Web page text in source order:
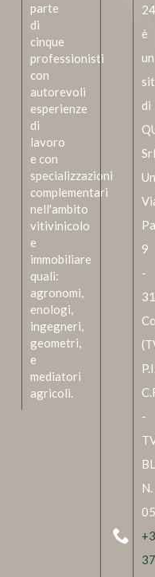
parte
di
cinque
professionisti
con
autorevoli
esperienze
di
lavoro
e con
specializzazioni
complementari
nell'ambito
vitivinicolo
e
immobiliare
quali:
agronomi,
enologi,
ingegneri,
geometri,
e
mediatori
agricoli.
24
è
un
di
9
-
-
N.